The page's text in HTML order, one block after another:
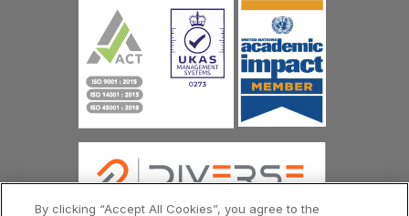
By clicking “Accept All Cookies”, you agree to the